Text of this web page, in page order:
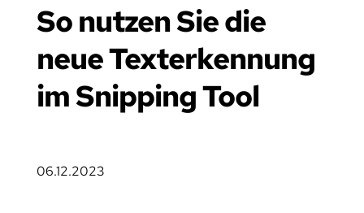
So nutzen Sie die
neue Texterkennung
im Snipping Tool
06.12.2023